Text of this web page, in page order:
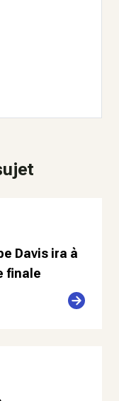
Davis ira à
finale